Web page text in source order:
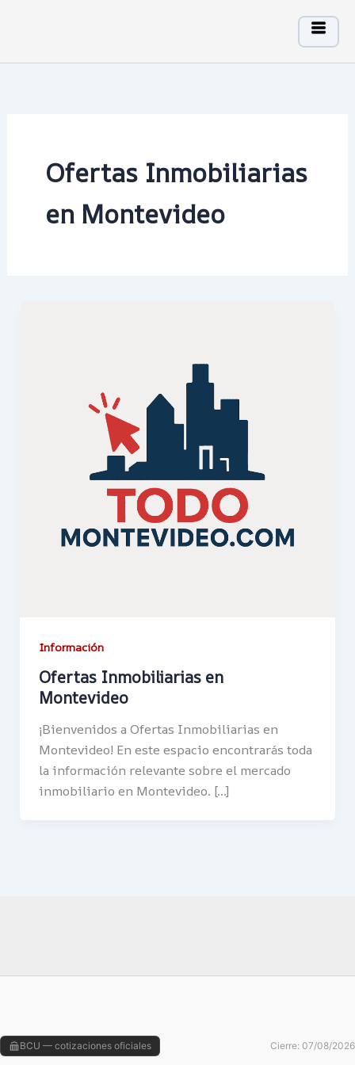
Ofertas Inmobiliarias
en Montevideo
Información
Ofertas Inmobiliarias en
Montevideo
¡Bienvenidos a Ofertas Inmobiliarias en
Montevideo! En este espacio encontrarás toda
la información relevante sobre el mercado
inmobiliario en Montevideo. […]
BCU — cotizaciones oficiales Cierre: 07/08/2026